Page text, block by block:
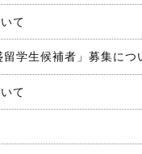
て
学生候補者」募集につ
て